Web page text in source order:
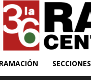
SECCIONES